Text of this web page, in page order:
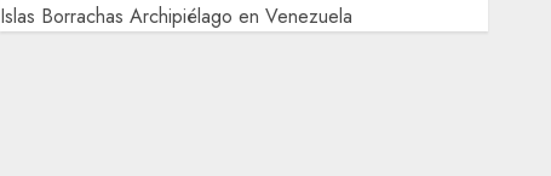
Islas Borrachas Archipiélago en Venezuela